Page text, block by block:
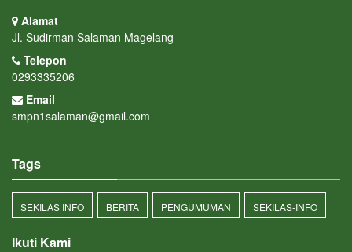
Alamat
Jl. Sudirman Salaman Magelang
Telepon
0293335206
Email
smpn1salaman@gmail.com
Tags
SEKILAS INFO BERITA PENGUMUMAN SEKILAS-INFO
Ikuti Kami